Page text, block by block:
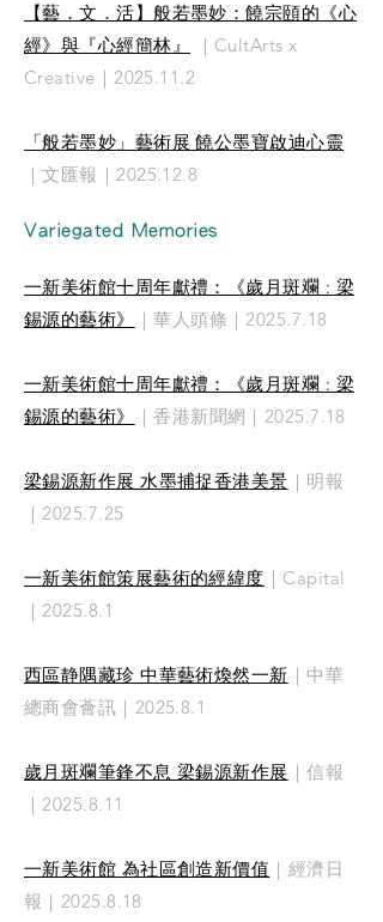
【藝．文．活】般若墨妙：饒宗頤的《心
經》與『心經簡林』
｜CultArts x
Creative｜2025.11.2​
「般若墨妙」藝術展 饒公墨寶啟迪心靈
｜文匯報｜2025.12.8​​
Variegated Memories
一新美術館十周年獻禮：《歲月斑斕 : 梁
錫源的藝術》
｜華人頭條｜2025.7.18
一新美術館十周年獻禮：《歲月斑斕 : 梁
錫源的藝術》
｜香港新聞網｜2025.7.18
梁錫源新作展 水墨捕捉香港美景 ｜明報
｜2025.7.25
一新美術館策展藝術的經緯度 ｜Capital
｜2025.8.1
西區静隅藏珍 中華藝術煥然一新 ｜中華
總商會薈訊｜2025.8.1
歲月斑斕筆鋒不息 梁錫源新作展 ｜信報
｜2025.8.11
一新美術館 為社區創造新價值 ｜經濟日
報｜2025.8.18